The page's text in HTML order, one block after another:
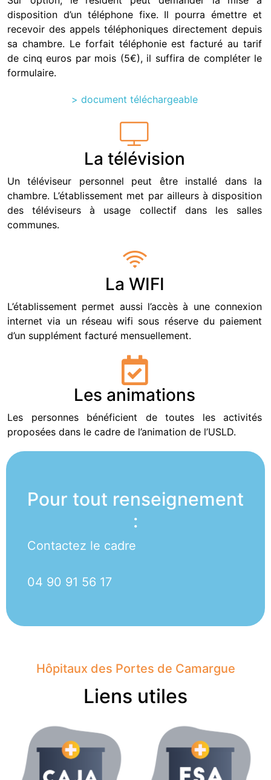
disposition d’un téléphone fixe. Il pourra émettre et
recevoir des appels téléphoniques directement depuis
sa chambre. Le forfait téléphonie est facturé au tarif
de cinq euros par mois (5€), il suffira de compléter le
formulaire.
> document téléchargeable
La télévision
Un téléviseur personnel peut être installé dans la
chambre. L’établissement met par ailleurs à disposition
des téléviseurs à usage collectif dans les salles
communes.
La WIFI
L’établissement permet aussi l’accès à une connexion
internet via un réseau wifi sous réserve du paiement
d’un supplément facturé mensuellement.
Les animations
Les personnes bénéficient de toutes les activités
proposées dans le cadre de l’animation de l’USLD.
Pour tout renseignement
:
Contactez le cadre
04 90 91 56 17
Hôpitaux des Portes de Camargue
Liens utiles